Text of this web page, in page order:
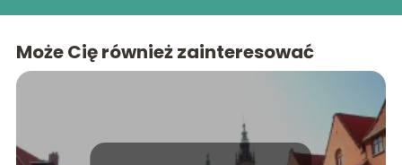
Może Cię również zainteresować